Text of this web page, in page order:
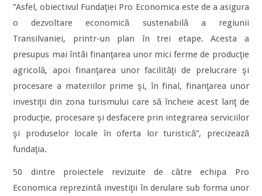
”Asfel, obiectivul Fundaţiei Pro Economica este de a asigura
o dezvoltare economică sustenabilă a regiunii
Transilvaniei, printr-un plan în trei etape. Acesta a
presupus mai întâi finanţarea unor mici ferme de producţie
agricolă, apoi finanţarea unor facilităţi de prelucrare şi
procesare a materiilor prime şi, în final, finanţarea unor
investiţii din zona turismului care să încheie acest lanţ de
producţie, procesare şi desfacere prin integrarea serviciilor
şi produselor locale în oferta lor turistică”, precizează
fundaţia.
50 dintre proiectele revizuite de către echipa Pro
Economica reprezintă investiţii în derulare sub forma unor